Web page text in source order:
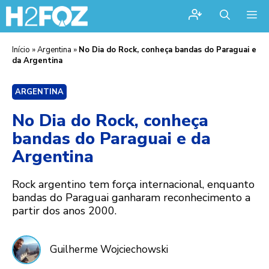
Início »Argentina » No Dia do Rock, conheça bandas do Paraguai e
da Argentina
ARGENTINA
No Dia do Rock, conheça
bandas do Paraguai e da
Argentina
Rock argentino tem força internacional, enquanto
bandas do Paraguai ganharam reconhecimento a
partir dos anos 2000.
Guilherme Wojciechowski